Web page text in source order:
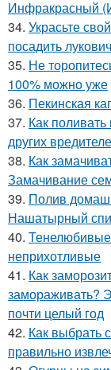
Инфракрасный
34. Украсьте
посадить
35. Не
100% можно уже
36. Пекинская
37. Как
других
38. Как
Замачивание
39. Полив
Нашатырный
40. Тенелюбивые
неприхотливые
41. Как
замораживать?
почти целый год
42. Как выбрать
правильно